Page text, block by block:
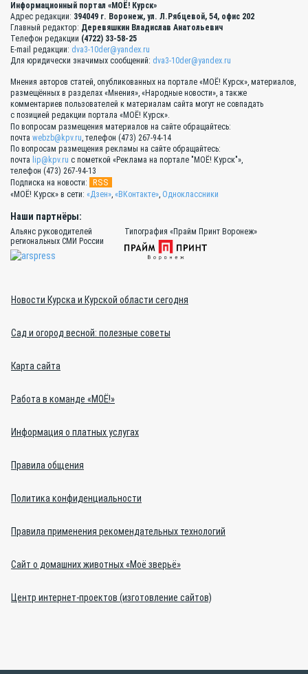
Информационный портал «МОЁ! Курск»
Адрес редакции: 394049 г. Воронеж, ул. Л.Рябцевой, 54, офис 202
Главный редактор: Деревяшкин Владислав Анатольевич
Телефон редакции (4722) 33-58-25
E-mail редакции: dva3-10der@yandex.ru
Для юридически значимых сообщений: dva3-10der@yandex.ru
Мнения авторов статей, опубликованных на портале «МОЁ! Курск», материалов,
размещённых в разделах «Мнения», «Народные новости», а также
комментариев пользователей к материалам сайта могут не совпадать
с позицией редакции портала «МОЁ! Курск».
По вопросам размещения материалов на сайте обращайтесь:
почта webzb@kpv.ru, телефон (473) 267-94-14
По вопросам размещения рекламы на сайте обращайтесь:
почта lip@kpv.ru с пометкой «Реклама на портале "МОЁ! Курск"»,
телефон (473) 267-94-13
Подписка на новости:
RSS
«МОЁ! Курск» в сети: «Дзен», «ВКонтакте», Одноклассники
Наши партнёры:
Альянс руководителей
региональных СМИ России
Типография «Прайм Принт Воронеж»
Новости Курска и Курской области сегодня
Сад и огород весной: полезные советы
Карта сайта
Работа в команде «МОЁ!»
Информация о платных услугах
Правила общения
Политика конфиденциальности
Правила применения рекомендательных технологий
Сайт о домашних животных «Моё зверьё»
Центр интернет-проектов (изготовление сайтов)